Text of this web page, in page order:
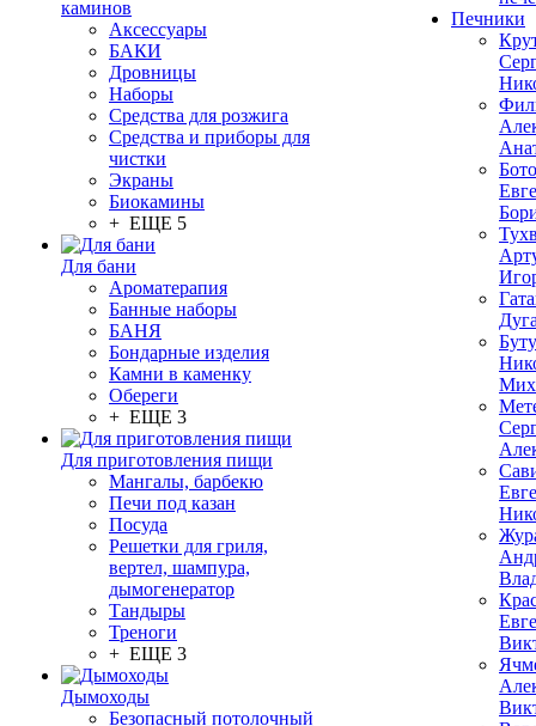
каминов
Аксессуары
БАКИ
Дровницы
Наборы
Средства для розжига
Средства и приборы для
чистки
Экраны
Биокамины
+ ЕЩЕ 5
Для бани
Ароматерапия
Банные наборы
БАНЯ
Бондарные изделия
Камни в каменку
Обереги
+ ЕЩЕ 3
Для приготовления пищи
Мангалы, барбекю
Печи под казан
Посуда
Решетки для гриля,
вертел, шампура,
дымогенератор
Тандыры
Треноги
+ ЕЩЕ 3
Дымоходы
Безопасный потолочный
Печники